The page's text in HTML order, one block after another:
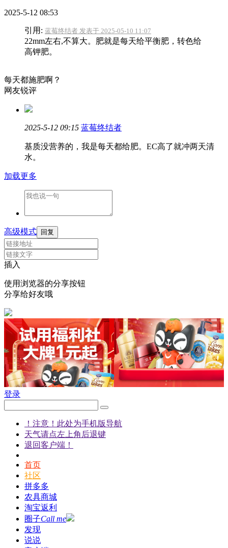
2025-5-12 08:53
引用: 蓝莓终结者 发表于 2025-05-10 11:07
22mm左右,不算大。肥就是每天给平衡肥，转色给
高钾肥。
每天都施肥啊？
网友锐评
2025-5-12 09:15 蓝莓终结者
基质没营养的，我是每天都给肥。EC高了就冲两天清
水。
加载更多
高级模式 回复
插入
使用浏览器的分享按钮
分享给好友哦
登录
！注意！此处为手机版导航
天气请点左上角后退键
退回客户端！
首页
社区
拼多多
农具商城
淘宝返利
圈子Call me
发现
说说